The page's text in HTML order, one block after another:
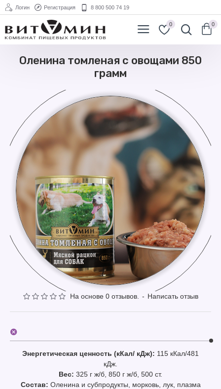
Логин Регистрация 8 800 500 74 19
0 0
Оленина томленая с овощами 850
грамм
Энергетическая ценность (кКал/ кДж): 115 кКал/481
кДж.
Вес: 325 г ж/б, 850 г ж/б, 500 ст.
Состав: Оленина и субпродукты, морковь, лук, плазма
На основе 0 отзывов. - Написать отзыв